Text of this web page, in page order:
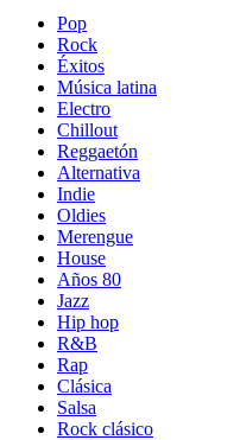
Pop
Rock
Éxitos
Música latina
Electro
Chillout
Reggaetón
Alternativa
Indie
Oldies
Merengue
House
Años 80
Jazz
Hip hop
R&B
Rap
Clásica
Salsa
Rock clásico